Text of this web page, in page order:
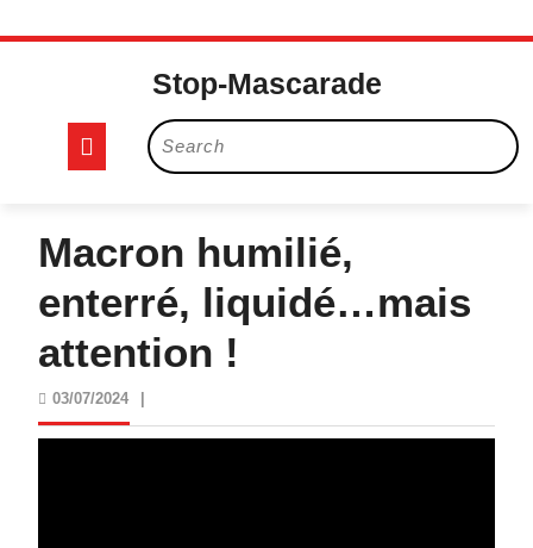
Skip
Stop-Mascarade
Open
Search
for:
Macron humilié,
enterré, liquidé…mais
attention !
03/07/202403/07/2024